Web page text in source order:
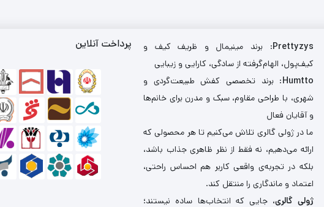
Prettyzys: برند مینیمال و ظریف کیف و
کیف‌پول، الهام‌گرفته از سادگی، کارایی و زیبایی
Humtto: برند تخصصی کفش طبیعت‌گردی و
شهری، با طراحی مقاوم، سبک و مدرن برای خانم‌ها
و آقایان فعال
ما در ژولی گالری تلاش می‌کنیم تا هر محصولی که
ارائه می‌دهیم، نه فقط از نظر ظاهری جذاب باشد،
بلکه در تجربه‌ی واقعی کاربر هم احساس راحتی،
اعتماد و ماندگاری را منتقل کند.
ژولی گالری، جایی که انتخاب‌ها ساده نیستند؛
پرداخت آنلاین